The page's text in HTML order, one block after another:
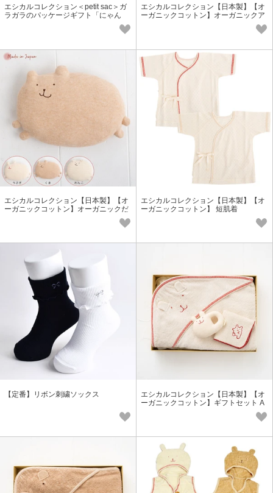
エシカルコレクション＜petit sac＞ガ
ラガラのパッケージギフト「にゃん
こ」国産オーガニックコットン100％
エシカルコレクション【日本製】【オ
ーガニックコットン】オーガニックア
エシカルコレクション【日本製】【オ
ーガニックコットン】オーガニックだ
エシカルコレクション【日本製】【オ
ーガニックコットン】 短肌着
【定番】リボン刺繍ソックス
エシカルコレクション【日本製】【オ
ーガニックコットン】ギフトセット A